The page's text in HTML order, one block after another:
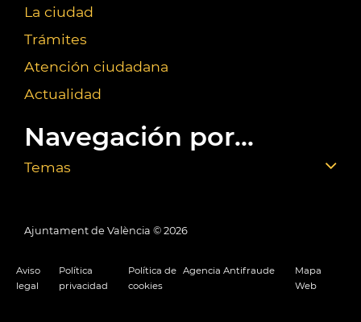
La ciudad
Trámites
Atención ciudadana
Actualidad
Navegación por...
Temas
Ajuntament de València © 2026
Aviso
legal
Política
privacidad
Política de
cookies
Agencia Antifraude
Mapa
Web